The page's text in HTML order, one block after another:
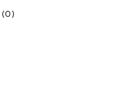
(0)